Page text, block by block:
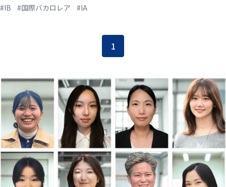
#IB #国際バカロレア #IA
1